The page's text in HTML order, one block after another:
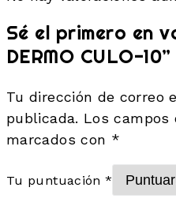
Sé el primero en
DERMO CULO-10”
Tu dirección de correo
publicada. Los campos
marcados con *
Tu puntuación*